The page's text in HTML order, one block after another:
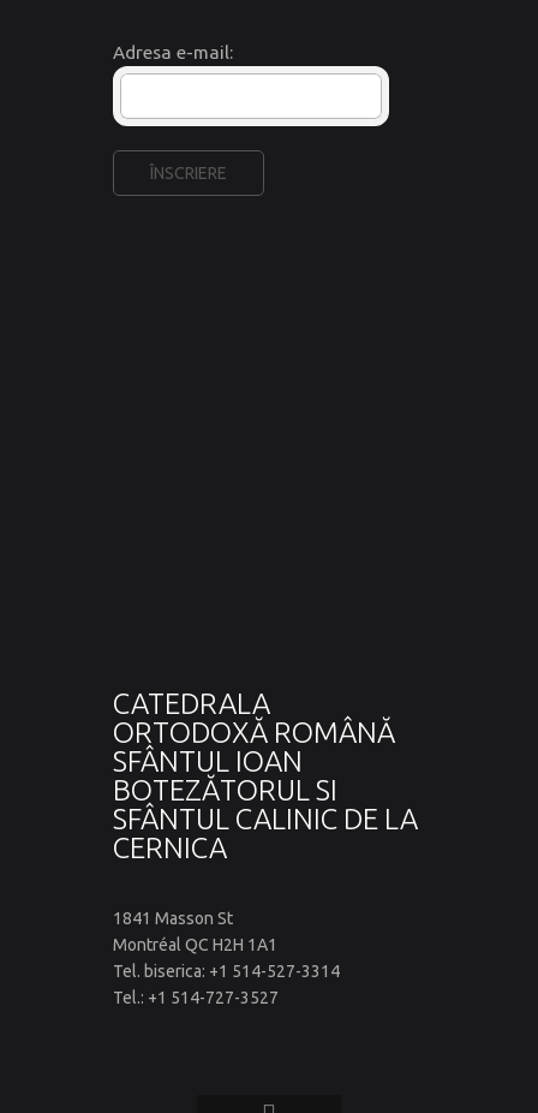
Adresa e-mail:
CATEDRALA
ORTODOXĂ ROMÂNĂ
SFÂNTUL IOAN
BOTEZĂTORUL SI
SFÂNTUL CALINIC DE LA
CERNICA
1841 Masson St
Montréal QC H2H 1A1
Tel. biserica: +1 514-527-3314
Tel.: +1 514-727-3527